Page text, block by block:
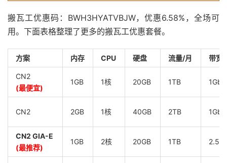
搬瓦工优惠码：BWH3HYATVBJW，优惠6.58%，全场可
用。下面表格整理了更多的搬瓦工优惠套餐。
方案 内存 CPU 硬盘 流量/月 带宽
CN2
(最便宜)
1GB 1核 20GB 1TB
CN2 2GB 1核 40GB 2TB
CN2 GIA-E
(最推荐)
1GB 2核 20GB 1TB